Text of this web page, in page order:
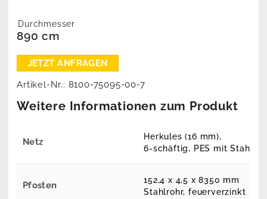
Durchmesser
890 cm
Artikel-Nr.: 8100-75095-00-7
Weitere Informationen zum Produkt
Netz
Herkules (16 mm),
6-schäftig, PES mit
Pfosten
152,4 x 4,5 x 8350 mm
Stahlrohr, feuerverzinkt